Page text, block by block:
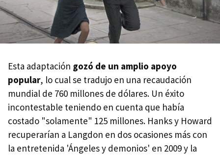
Esta adaptación gozó de un amplio apoyo
popular, lo cual se tradujo en una recaudación
mundial de 760 millones de dólares. Un éxito
incontestable teniendo en cuenta que había
costado "solamente" 125 millones. Hanks y Howard
recuperarían a Langdon en dos ocasiones más con
la entretenida 'Ángeles y demonios' en 2009 y la